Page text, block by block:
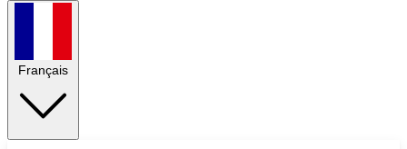
Français